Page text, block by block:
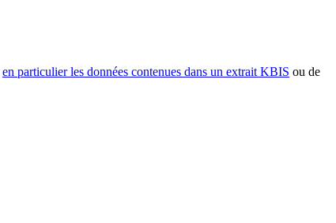
en particulier les données contenues dans un extrait KBIS ou de